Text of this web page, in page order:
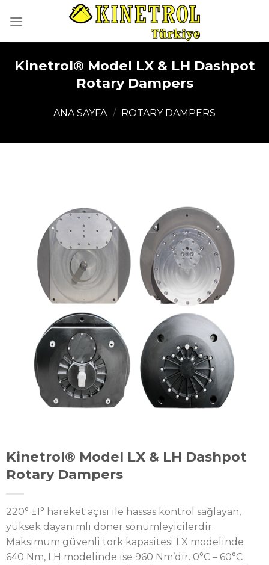
atla
Kinetrol® Model LX & LH Dashpot
Rotary Dampers
ANA SAYFA / ROTARY DAMPERS
Kinetrol® Model LX & LH Dashpot
Rotary Dampers
220° ±1° hareket açısı ile hassas kontrol sağlayan,
yüksek dayanımlı döner sönümleyicilerdir.
Maksimum güvenli tork kapasitesi LX modelinde
640 Nm, LH modelinde ise 960 Nm’dir. 0°C – 60°C